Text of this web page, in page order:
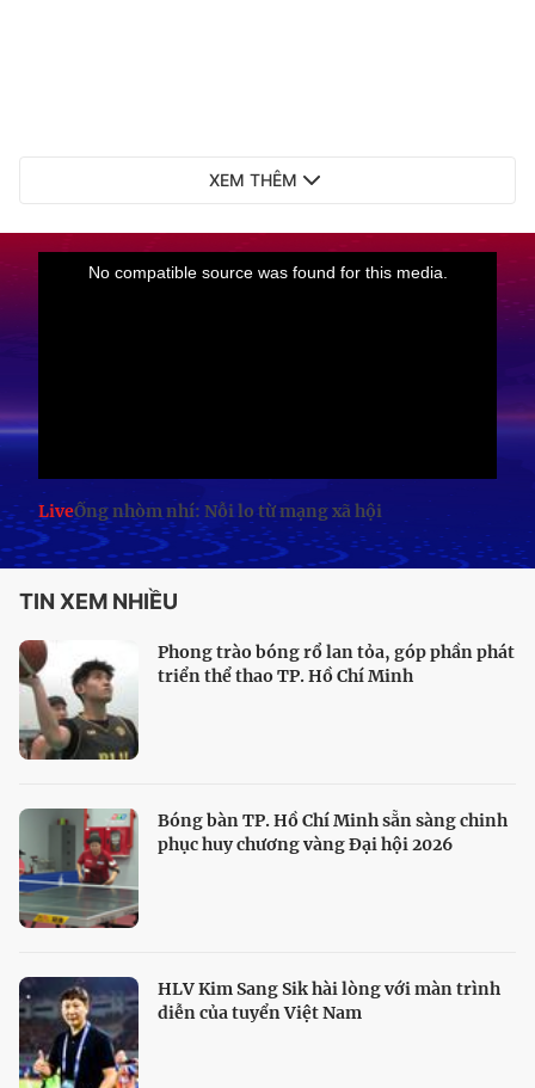
XEM THÊM
LiveỐng nhòm nhí: Nỗi lo từ mạng xã hội
TIN XEM NHIỀU
Phong trào bóng rổ lan tỏa, góp phần phát
triển thể thao TP. Hồ Chí Minh
Bóng bàn TP. Hồ Chí Minh sẵn sàng chinh
phục huy chương vàng Đại hội 2026
HLV Kim Sang Sik hài lòng với màn trình
diễn của tuyển Việt Nam